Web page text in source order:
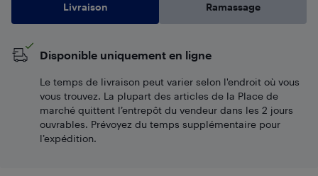
Livraison Ramassage
Disponible uniquement en ligne
Le temps de livraison peut varier selon l'endroit où vous
vous trouvez. La plupart des articles de la Place de
marché quittent l’entrepôt du vendeur dans les 2 jours
ouvrables. Prévoyez du temps supplémentaire pour
l’expédition.